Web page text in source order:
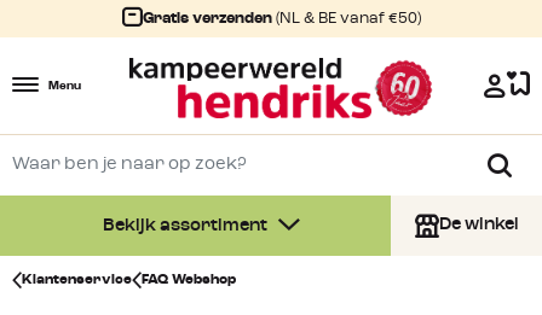
Gratis verzenden (NL & BE vanaf €50)
Menu
Bekijk assortiment De winkel
Klantenservice FAQ Webshop